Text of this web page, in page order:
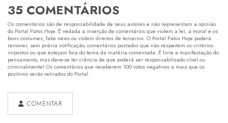
35 COMENTÁRIOS
Os comentários são de responsabilidade de seus autores e não representam a opinião
do Portal Patos Hoje. É vedada a inserção de comentários que violem a lei, a moral e os
bons costumes, fake news ou violem direitos de terceiros. O Portal Patos Hoje poderá
remover, sem prévia notificação, comentários postados que não respeitem os critérios
impostos ou que estejam fora do tema da matéria comentada. É livre a manifestação do
pensamento, mas deve-se ter ciência de que poderá ser responsabilizado cível ou
criminalmente! Os comentários que receberem 100 votos negativos a mais que os
positivos serão retirados do Portal.
COMENTAR